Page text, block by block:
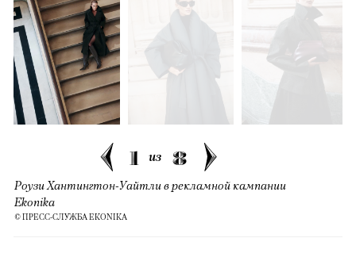
1 из 8
Роузи Хантингтон-Уайтли в рекламной кампании
Ekonika
© ПРЕСС-СЛУЖБА EKONIKA